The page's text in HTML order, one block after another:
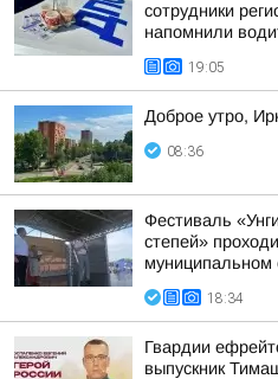
сотрудники
напомнили
19:05
Доброе утро,
08:36
Фестиваль
степей»
муниципальном
18:34
Гвардии
выпускник